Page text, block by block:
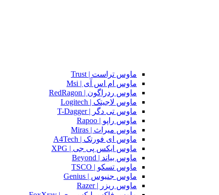
ماوس تراست | Trust
ماوس ام اس آی | Msi
ماوس ردراگون | RedRagon
ماوس لاجیتک | Logitech
ماوس تی دگر | T-Dagger
ماوس راپو | Rapoo
ماوس میراث | Miras
ماوس ای فورتک | A4Tech
ماوس ایکس پی جی | XPG
ماوس بیاند | Beyond
ماوس تسکو | TSCO
ماوس جنیوس | Genius
ماوس ریزر | Razer